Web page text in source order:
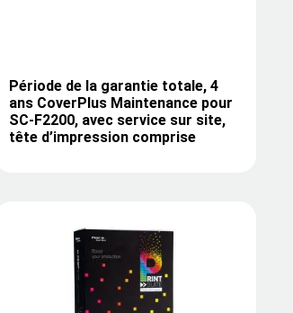
Période de la garantie totale, 4
ans CoverPlus Maintenance pour
SC-F2200, avec service sur site,
tête d’impression comprise